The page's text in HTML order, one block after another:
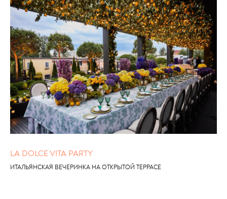
LA DOLCE VITA PARTY
ИТАЛЬЯНСКАЯ ВЕЧЕРИНКА НА ОТКРЫТОЙ ТЕРРАСЕ